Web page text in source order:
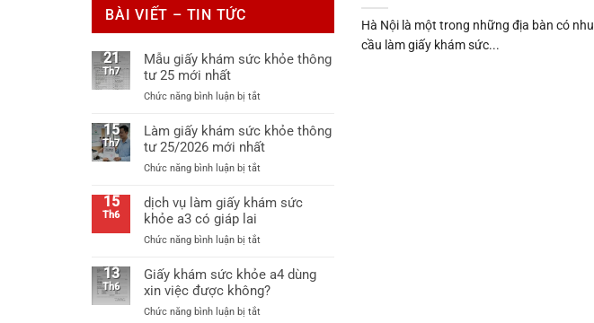
BÀI VIẾT – TIN TỨC
21
Th7
Mẫu giấy khám sức khỏe thông
tư 25 mới nhất
Chức năng bình luận bị tắtở
giấy
khám
khỏe
tư
15
Th7
Làm giấy khám sức khỏe thông
tư 25/2026 mới nhất
Chức năng bình luận bị tắtở
giấy
khỏe
tư
25/2026
15
Th6
dịch vụ làm giấy khám sức
khỏe a3 có giáp lai
Chức năng bình luận bị tắtở
vụ
làm
giấy
khám
13
Th6
Giấy khám sức khỏe a4 dùng
xin việc được không?
Chức năng bình luận bị tắtở
Hà Nội là một trong những địa bàn có nhu
cầu làm giấy khám sức...